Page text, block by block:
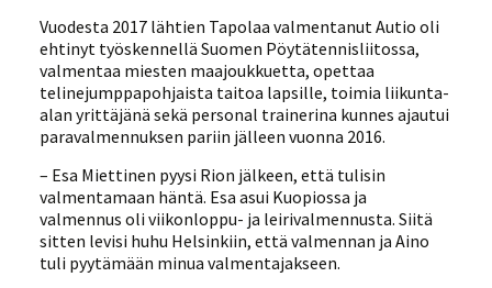
Vuodesta 2017 lähtien Tapolaa valmentanut Autio oli
ehtinyt työskennellä Suomen Pöytätennisliitossa,
valmentaa miesten maajoukkuetta, opettaa
telinejumppapohjaista taitoa lapsille, toimia liikunta-
alan yrittäjänä sekä personal trainerina kunnes ajautui
paravalmennuksen pariin jälleen vuonna 2016.
– Esa Miettinen pyysi Rion jälkeen, että tulisin
valmentamaan häntä. Esa asui Kuopiossa ja
valmennus oli viikonloppu- ja leirivalmennusta. Siitä
sitten levisi huhu Helsinkiin, että valmennan ja Aino
tuli pyytämään minua valmentajakseen.